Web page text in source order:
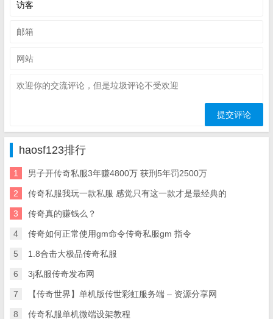
haosf123排行
1 男子开传奇私服3年赚4800万 获刑5年罚2500万
2 传奇私服我玩一款私服 感觉只有这一款才是最经典的
3 传奇真的赚钱么？
4 传奇如何正常使用gm命令传奇私服gm 指令
5 1.8合击大极品传奇私服
6 3j私服传奇发布网
7 【传奇世界】单机版传世彩虹服务端 – 资源分享网
8 传奇私服单机微端设架教程